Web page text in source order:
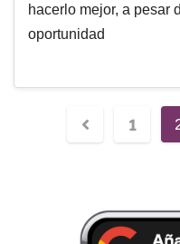
hacerlo mejor, a pesar
oportunidad
1